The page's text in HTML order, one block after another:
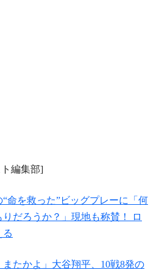
編集部]
“命を救った”ビッグプレーに「何
だろうか？」現地も称賛！ ロ
る
またかよ」大谷翔平、10戦8発の